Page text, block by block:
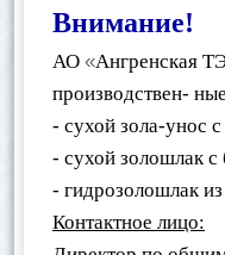
Внимание!
АО «Ангренская
производствен-
- сухой зола-унос
- сухой золошлак с
- гидрозолошлак
Контактное лицо: